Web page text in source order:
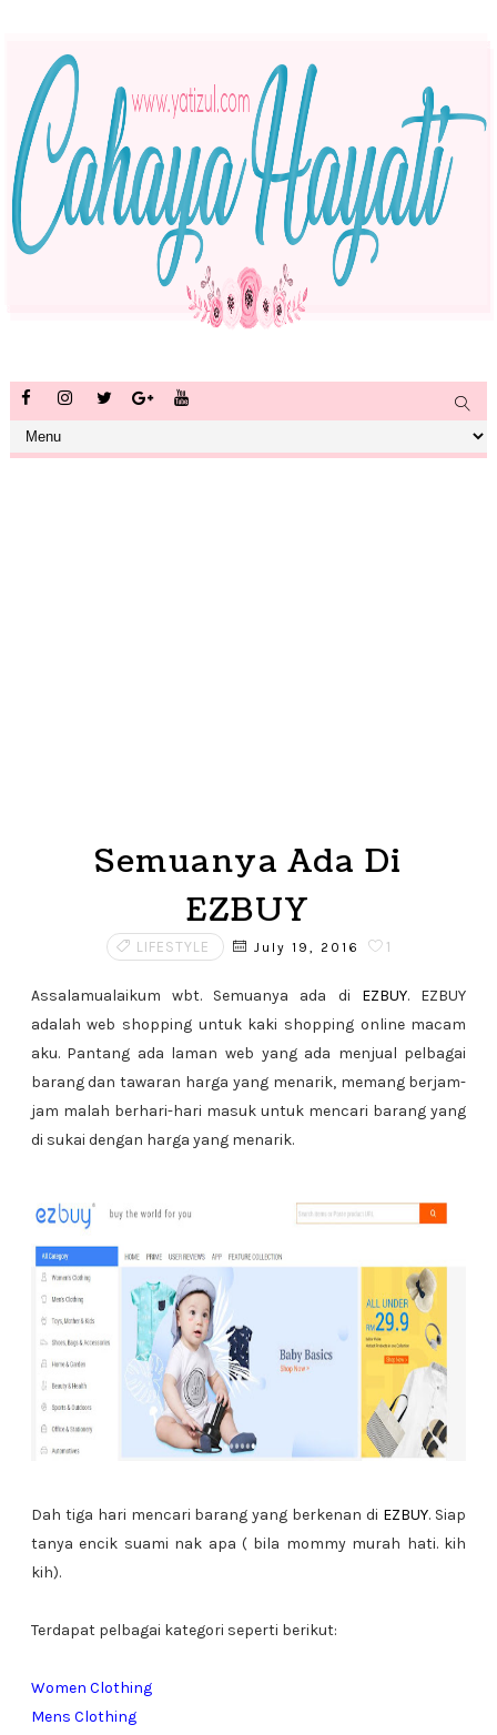
Semuanya Ada Di
EZBUY
LIFESTYLE July 19, 2016 1
Assalamualaikum wbt. Semuanya ada di EZBUY. EZBUY
adalah web shopping untuk kaki shopping online macam
aku. Pantang ada laman web yang ada menjual pelbagai
barang dan tawaran harga yang menarik, memang berjam-
jam malah berhari-hari masuk untuk mencari barang yang
di sukai dengan harga yang menarik.
Dah tiga hari mencari barang yang berkenan di EZBUY. Siap
tanya encik suami nak apa ( bila mommy murah hati. kih
kih).
Terdapat pelbagai kategori seperti berikut:
Women Clothing
Mens Clothing